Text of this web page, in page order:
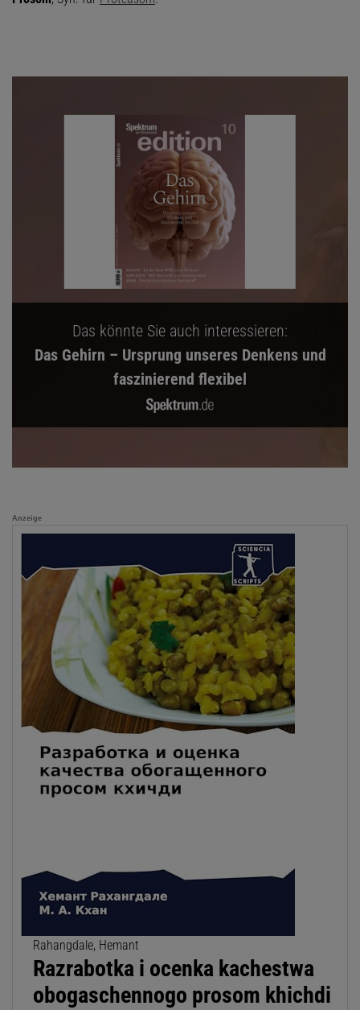
Das könnte Sie auch interessieren:
Das Gehirn – Ursprung unseres Denkens und
faszinierend flexibel
Anzeige
Rahangdale, Hemant
Razrabotka i ocenka kachestwa
obogaschennogo prosom khichdi